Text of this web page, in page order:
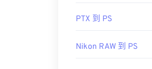
PTX 到 PS
Nikon RAW 到 PS